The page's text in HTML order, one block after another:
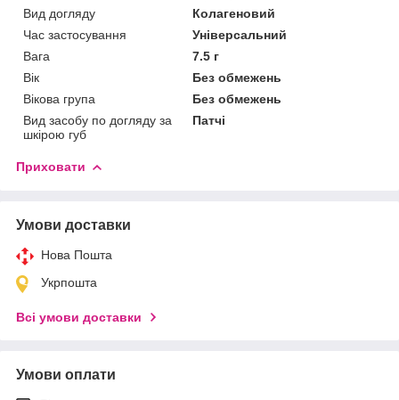
Вид догляду
Колагеновий
Час застосування
Універсальний
Вага
7.5 г
Вік
Без обмежень
Вікова група
Без обмежень
Вид засобу по догляду за
шкірою губ
Патчі
Приховати
Умови доставки
Нова Пошта
Укрпошта
Всі умови доставки
Умови оплати